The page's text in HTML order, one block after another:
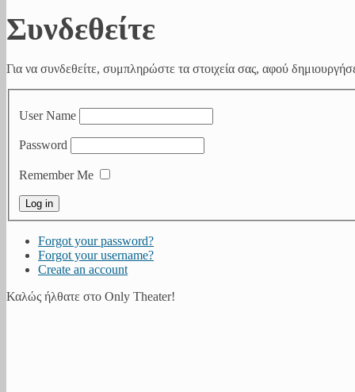
Συνδεθείτε
Για να συνδεθείτε, συμπληρώστε τα στοιχεία σας, αφού
User Name
Password
Remember Me
Forgot your password?
Forgot your username?
Create an account
Καλώς ήλθατε στο Only Theater!